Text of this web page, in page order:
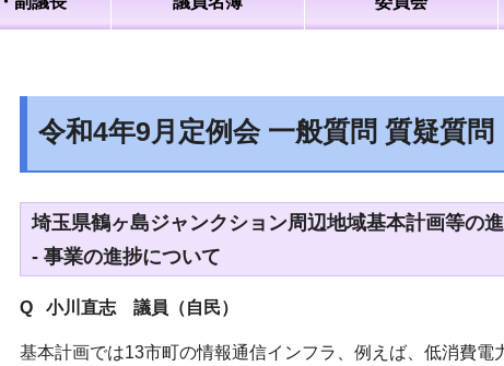
令和4年9月定例会 一般質問 質疑質問
埼玉県鶴ヶ島ジャンクション周辺地域基本計画等の
- 事業の進捗について
Q 小川直志 議員（自民）
基本計画では13市町の情報通信インフラ、例えば、低消費